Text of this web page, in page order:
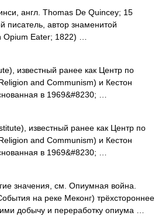
англ. Thomas De Quincey; 15
писатель, автор знаменитой
Opium Eater; 1822) …
известный ранее как Центр по
and Communism) и Кестон
в 1969&#8230; …
известный ранее как Центр по
and Communism) и Кестон
в 1969&#8230; …
значения, см. Опиумная война.
на реке Меконг) трёхстороннее
добычу и переработку опиума …